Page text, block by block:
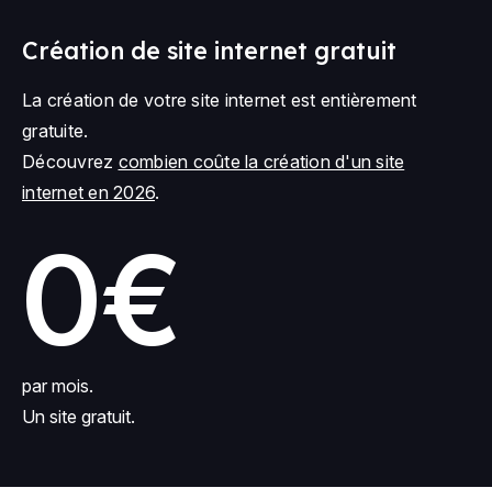
Création de site internet gratuit
La création de votre site internet est entièrement
gratuite.
Découvrez combien coûte la création d'un site
internet en 2026.
0€
par mois.
Un site gratuit.